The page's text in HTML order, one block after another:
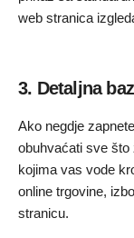
web stranica
3. Detaljna
Ako negdje
obuhvaćati sve što
kojima vas vode
online trgovine,
stranicu.